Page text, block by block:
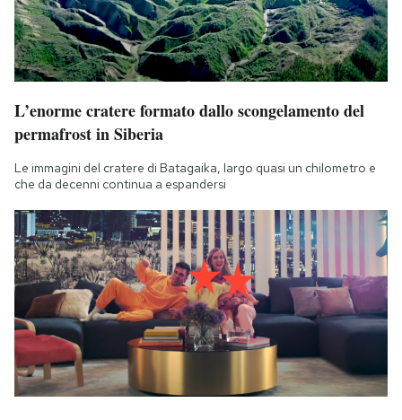
L’enorme cratere formato dallo scongelamento del
permafrost in Siberia
Le immagini del cratere di Batagaika, largo quasi un chilometro e
che da decenni continua a espandersi